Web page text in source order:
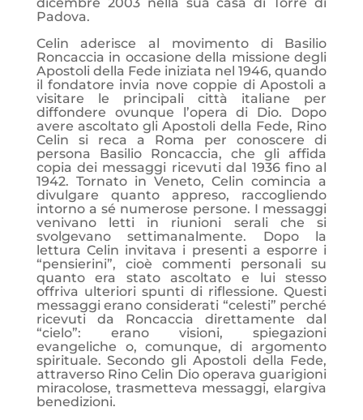
Padova.
Celin aderisce al movimento di Basilio
Roncaccia in occasione della missione degli
Apostoli della Fede iniziata nel 1946, quando
il fondatore invia nove coppie di Apostoli a
visitare le principali città italiane per
diffondere ovunque l’opera di Dio. Dopo
avere ascoltato gli Apostoli della Fede, Rino
Celin si reca a Roma per conoscere di
persona Basilio Roncaccia, che gli affida
copia dei messaggi ricevuti dal 1936 fino al
1942. Tornato in Veneto, Celin comincia a
divulgare quanto appreso, raccogliendo
intorno a sé numerose persone. I messaggi
venivano letti in riunioni serali che si
svolgevano settimanalmente. Dopo la
lettura Celin invitava i presenti a esporre i
“pensierini”, cioè commenti personali su
quanto era stato ascoltato e lui stesso
offriva ulteriori spunti di riflessione. Questi
messaggi erano considerati “celesti” perché
ricevuti da Roncaccia direttamente dal
“cielo”: erano visioni, spiegazioni
evangeliche o, comunque, di argomento
spirituale. Secondo gli Apostoli della Fede,
attraverso Rino Celin Dio operava guarigioni
miracolose, trasmetteva messaggi, elargiva
benedizioni.